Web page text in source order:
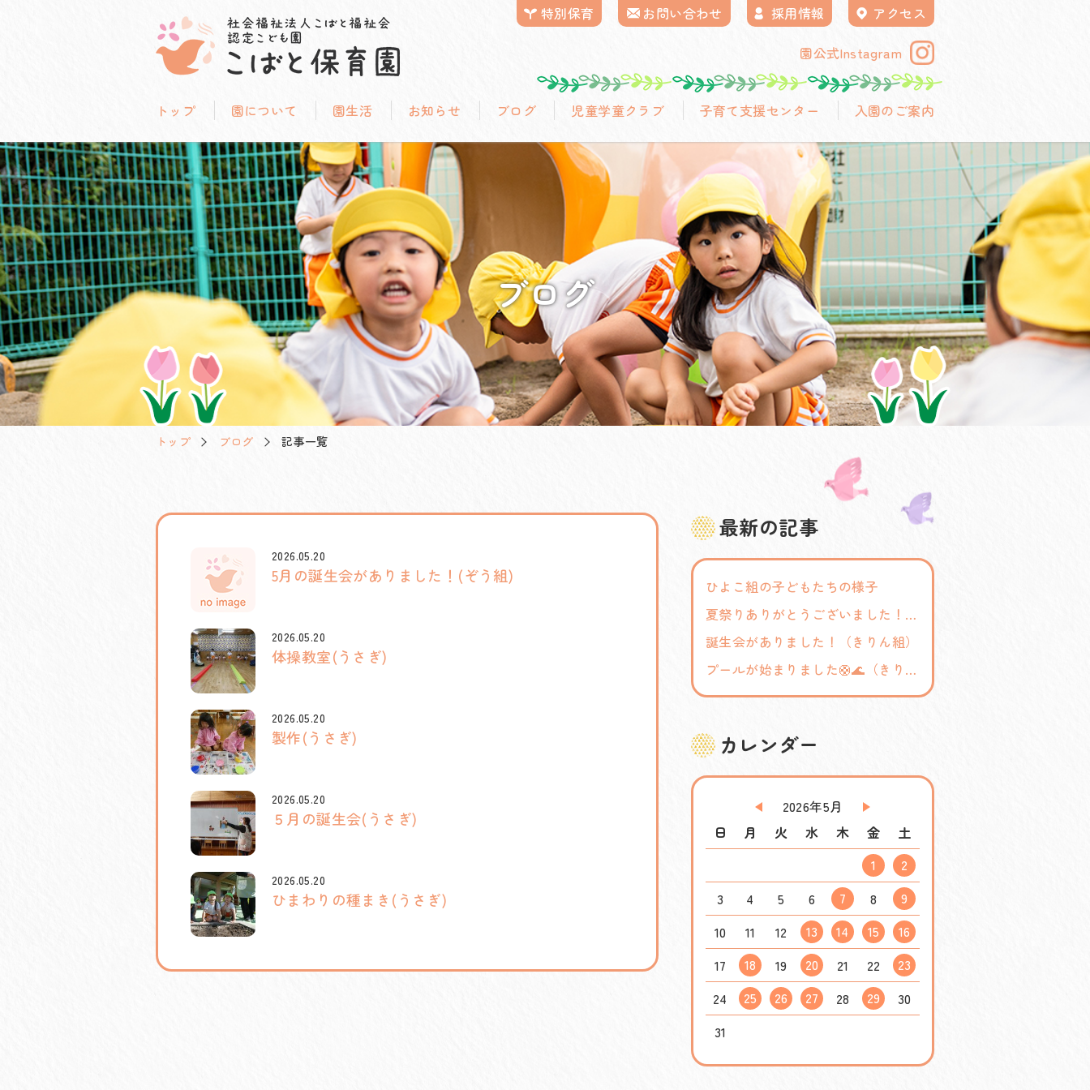
園公式Instagram
トップ 園について 園生活 お知らせ ブログ 児童学童クラブ 子育て支援センター 入園のご案内
特別保育 お問い合わせ 採用情報 アクセス
ブログ
トップ ブログ 記事一覧
2026.05.20
5月の誕生会がありました！(ぞう組)
2026.05.20
体操教室(うさぎ)
2026.05.20
製作(うさぎ)
2026.05.20
５月の誕生会(うさぎ)
2026.05.20
ひまわりの種まき(うさぎ)
最新の記事
ひよこ組の子どもたちの様子
夏祭りありがとうございました！（きりん組）
誕生会がありました！（きりん組）
プールが始まりました🛟🌊（きりん組）
カレンダー
2026年5月
日
月 火 水 木 金
土
1
2
3
4 5 6 7 8
9
10
11 12 13 14 15
16
17
18 19 20 21 22
23
24
25 26 27 28 29
30
31